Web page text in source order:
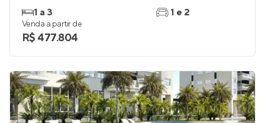
1 a 3
1 e 2
Venda a partir de
R$ 477.804